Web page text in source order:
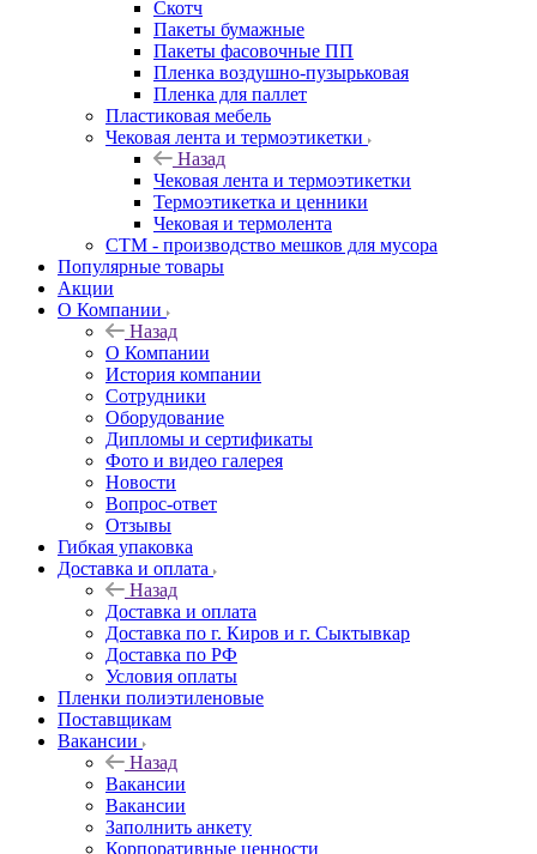
Скотч
Пакеты бумажные
Пакеты фасовочные ПП
Пленка воздушно-пузырьковая
Пленка для паллет
Пластиковая мебель
Чековая лента и термоэтикетки
Назад
Чековая лента и термоэтикетки
Термоэтикетка и ценники
Чековая и термолента
СТМ - производство мешков для мусора
Популярные товары
Акции
О Компании
Назад
О Компании
История компании
Сотрудники
Оборудование
Дипломы и сертификаты
Фото и видео галерея
Новости
Вопрос-ответ
Отзывы
Гибкая упаковка
Доставка и оплата
Назад
Доставка и оплата
Доставка по г. Киров и г. Сыктывкар
Доставка по РФ
Условия оплаты
Пленки полиэтиленовые
Поставщикам
Вакансии
Назад
Вакансии
Вакансии
Заполнить анкету
Корпоративные ценности